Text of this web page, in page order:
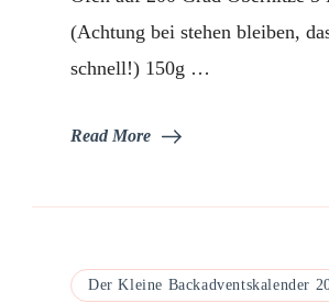
(Achtung bei stehen bleiben,
schnell!) 150g …
Read More
Der Kleine Backadventskalender